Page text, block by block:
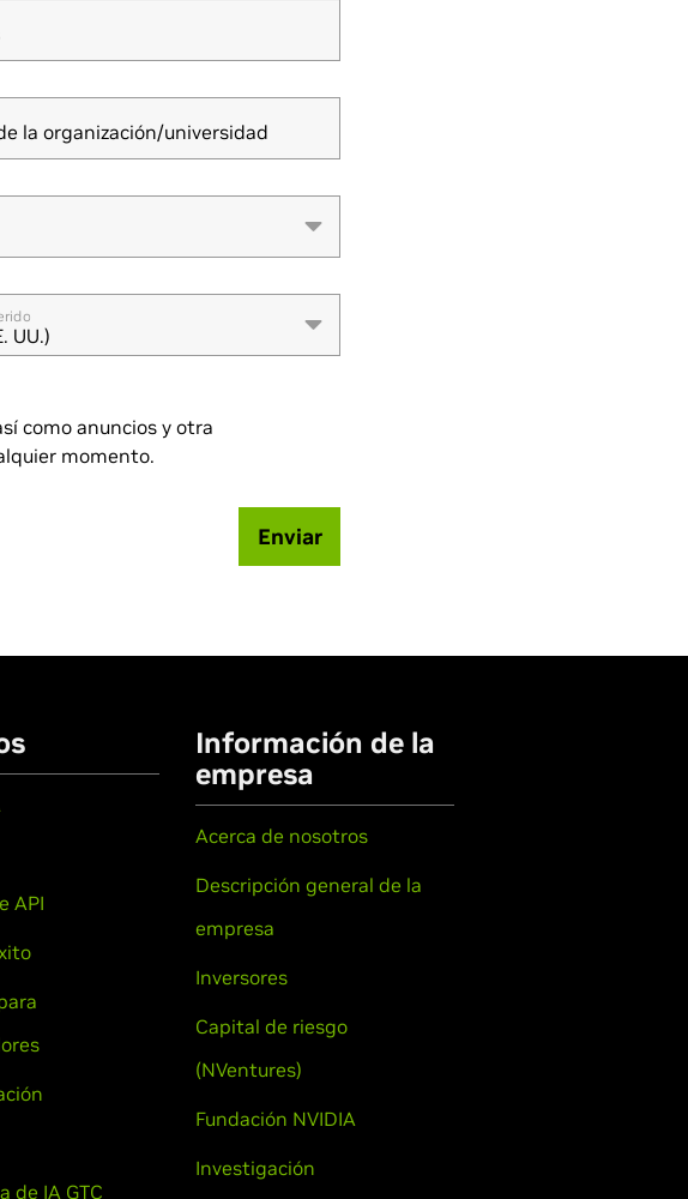
la organización/universidad
UU.)
como anuncios y otra
momento.
Enviar
API
de IA GTC
Información de la
empresa
Acerca de nosotros
Descripción general de la
empresa
Inversores
Capital de riesgo
(NVentures)
Fundación NVIDIA
Investigación